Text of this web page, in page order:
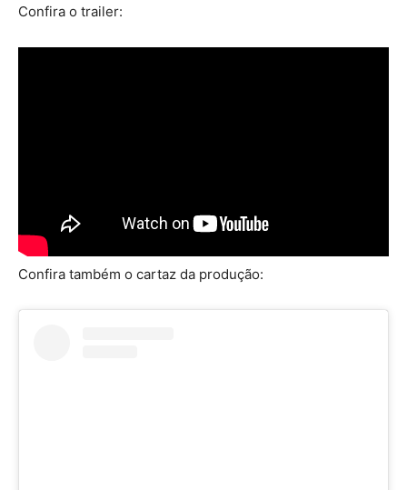
Confira o trailer:
Confira também o cartaz da produção: